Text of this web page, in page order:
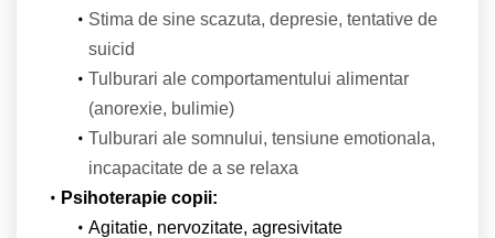
Stima de sine scazuta, depresie, tentative de
suicid
Tulburari ale comportamentului alimentar
(anorexie, bulimie)
Tulburari ale somnului, tensiune emotionala,
incapacitate de a se relaxa
Psihoterapie copii:
Agitatie, nervozitate, agresivitate